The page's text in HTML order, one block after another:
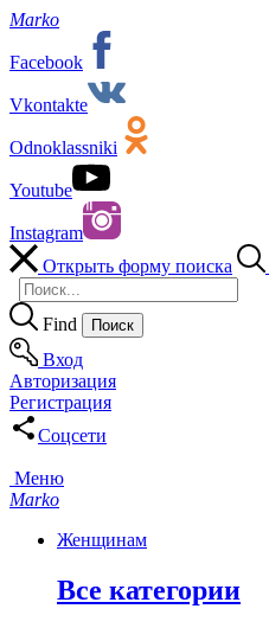
Marko
Facebook
Vkontakte
Odnoklassniki
Youtube
Instagram
Открыть форму поиска
Find
Вход
Авторизация
Регистрация
Соцсети
Меню
Marko
Женщинам
Все категории